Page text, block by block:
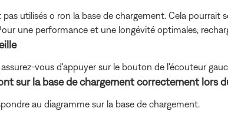
utilisés o ron la base de chargement. Cela
une performance et une longévité optimales,
vous d'appuyer sur le bouton de l'écouteur
sur la base de chargement correctement lors
au diagramme sur la base de chargement.